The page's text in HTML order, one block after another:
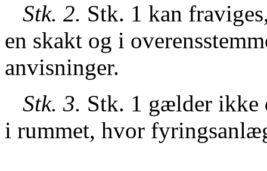
Stk. 2. Stk. 1 kan
en skakt og i
anvisninger.
Stk. 3. Stk. 1 gælder ikke
i rummet, hvor